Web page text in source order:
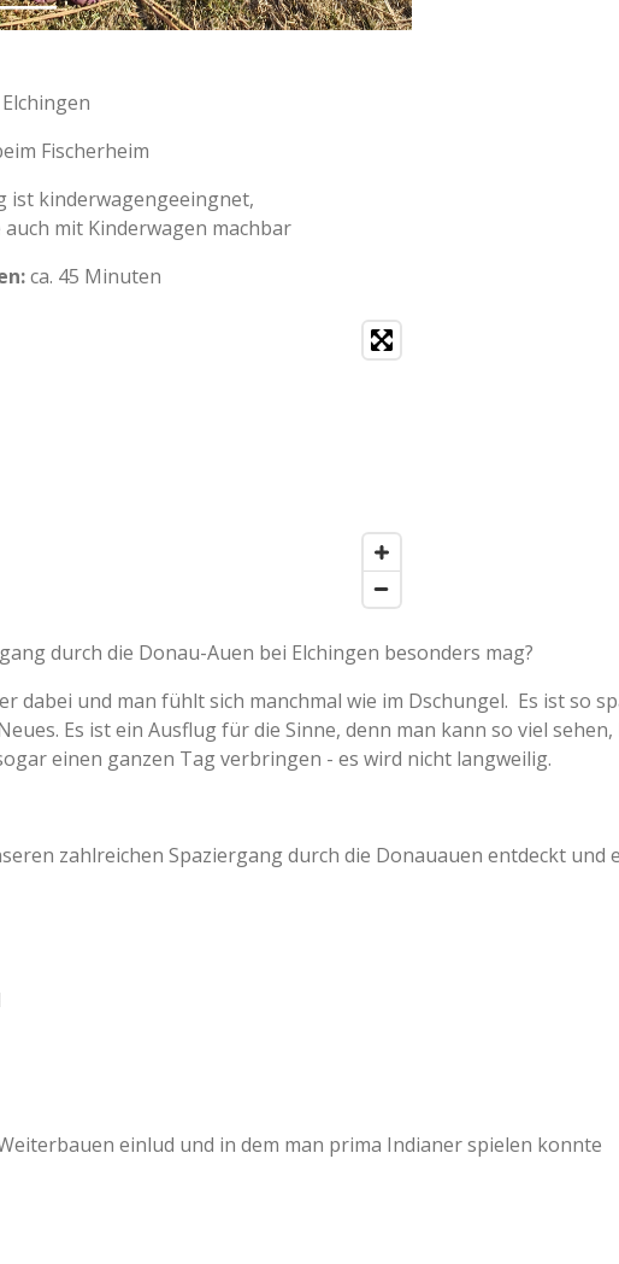
Fischerheim
ist kinderwagengeeingnet,
mit Kinderwagen machbar
ca. 45 Minuten
durch die Donau-Auen bei Elchingen besonders mag?
dabei und man fühlt sich manchmal wie im Dschungel. Es ist so
Es ist ein Ausflug für die Sinne, denn man kann so viel
einen ganzen Tag verbringen - es wird nicht langweilig.
zahlreichen Spaziergang durch die Donauauen entdeckt und
einlud und in dem man prima Indianer spielen konnte